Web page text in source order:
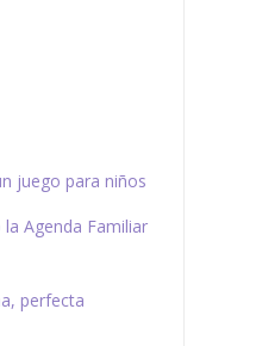
juego para niños
Agenda Familiar
perfecta